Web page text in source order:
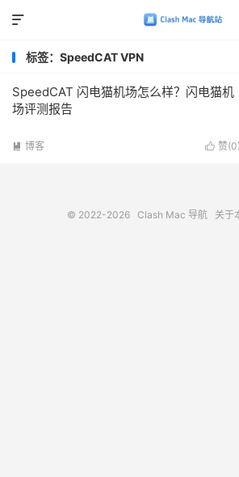

标签：SpeedCAT VPN
SpeedCAT 闪电猫机场怎么样？闪电猫机
场评测报告
 赞(0)
 博客
© 2022-2026 Clash Mac 导航 关于